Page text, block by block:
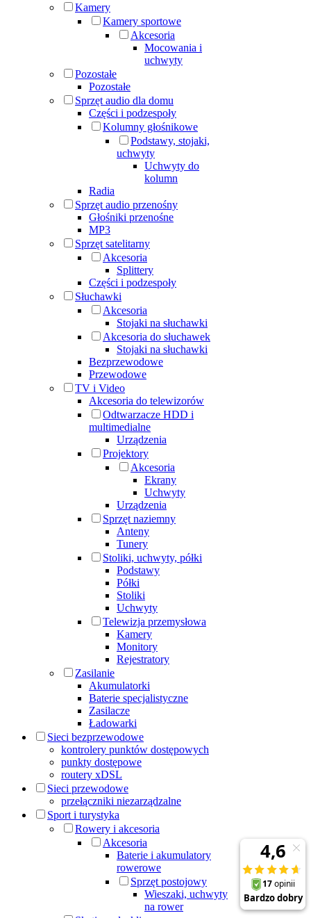
Kamery
Kamery sportowe
Akcesoria
Mocowania i
uchwyty
Pozostałe
Pozostałe
Sprzęt audio dla domu
Części i podzespoły
Kolumny głośnikowe
Podstawy, stojaki,
uchwyty
Uchwyty do
kolumn
Radia
Sprzęt audio przenośny
Głośniki przenośne
MP3
Sprzęt satelitarny
Akcesoria
Splittery
Części i podzespoły
Słuchawki
Akcesoria
Stojaki na słuchawki
Akcesoria do słuchawek
Stojaki na słuchawki
Bezprzewodowe
Przewodowe
TV i Video
Akcesoria do telewizorów
Odtwarzacze HDD i
multimedialne
Urządzenia
Projektory
Akcesoria
Ekrany
Uchwyty
Urządzenia
Sprzęt naziemny
Anteny
Tunery
Stoliki, uchwyty, półki
Podstawy
Półki
Stoliki
Uchwyty
Telewizja przemysłowa
Kamery
Monitory
Rejestratory
Zasilanie
Akumulatorki
Baterie specjalistyczne
Zasilacze
Ładowarki
Sieci bezprzewodowe
kontrolery punktów dostępowych
punkty dostępowe
routery xDSL
Sieci przewodowe
przełączniki niezarządzalne
Sport i turystyka
Rowery i akcesoria
Akcesoria
Baterie i akumulatory
rowerowe
Sprzęt postojowy
Wieszaki, uchwyty
na rower